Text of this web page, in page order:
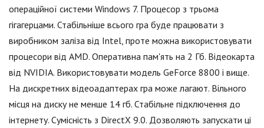
операційної системи Windows 7. Процесор з трьома
гігагерцами. Стабільніше всього гра буде працювати з
виробником заліза від Intel, проте можна використовувати
процесори від AMD. Оперативна пам'ять на 2 Гб. Відеокарта
від NVIDIA. Використовувати модель GeForce 8800 і вище.
На дискретних відеоадаптерах гра може лагают. Вільного
місця на диску не менше 14 гб. Стабільне підключення до
інтернету. Сумісність з DirectX 9.0. Дозволяють запускати ці